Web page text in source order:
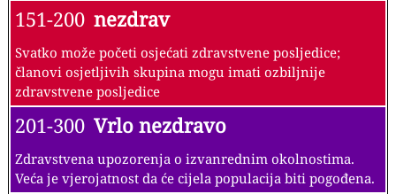
151-200 nezdrav
Svatko može početi osjećati zdravstvene posljedice;
članovi osjetljivih skupina mogu imati ozbiljnije
zdravstvene posljedice
201-300 Vrlo nezdravo
Zdravstvena upozorenja o izvanrednim okolnostima.
Veća je vjerojatnost da će cijela populacija biti pogođena.